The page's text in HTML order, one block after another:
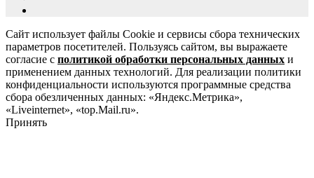
Сайт использует файлы Cookie и сервисы сбора технических
параметров посетителей. Пользуясь сайтом, вы выражаете
согласие с политикой обработки персональных данных и
применением данных технологий. Для реализации политики
конфиденциальности используются программные средства
сбора обезличенных данных: «Яндекс.Метрика»,
«Liveinternet», «top.Mail.ru».
Принять